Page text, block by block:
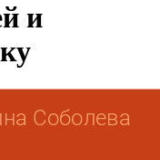
и